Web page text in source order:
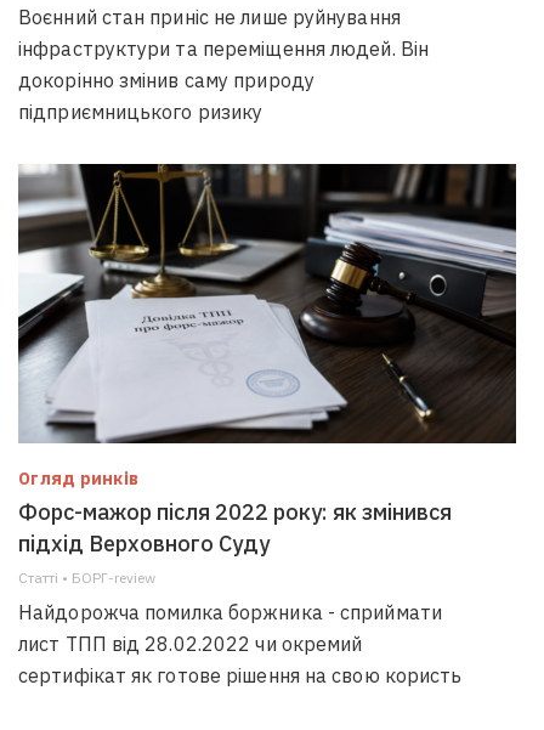
Воєнний стан приніс не лише руйнування
інфраструктури та переміщення людей. Він
докорінно змінив саму природу
підприємницького ризику
Огляд ринків
Форс-мажор після 2022 року: як змінився
підхід Верховного Суду
Статті • БОРГ-review
Найдорожча помилка боржника - сприймати
лист ТПП від 28.02.2022 чи окремий
сертифікат як готове рішення на свою користь